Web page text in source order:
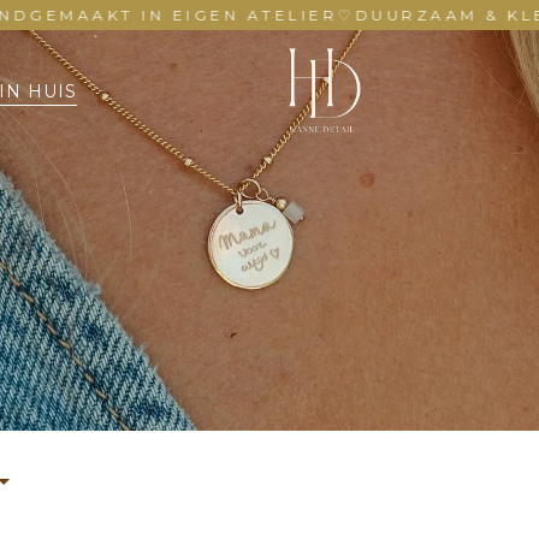
IN EIGEN ATELIER♡DUURZAAM &
HUIS